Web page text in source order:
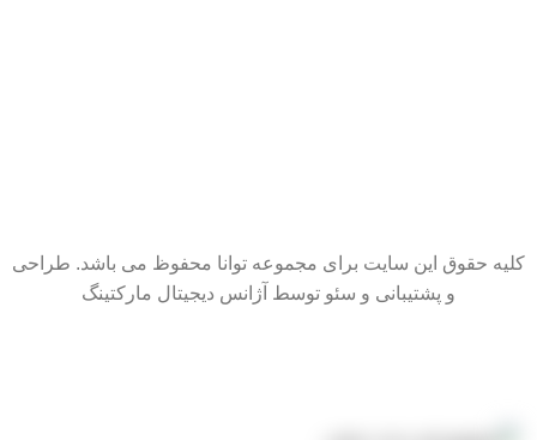
کلیه حقوق این سایت برای مجموعه توانا محفوظ می باشد. طراحی
و پشتیبانی و سئو توسط آژانس دیجیتال مارکتینگ